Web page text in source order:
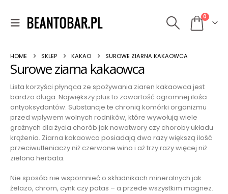
0
HOME SKLEP KAKAO SUROWE ZIARNA KAKAOWCA
Surowe ziarna kakaowca
Lista korzyści płynąca ze spożywania ziaren kakaowca jest
bardzo długa. Największy plus to zawartość ogromnej ilości
antyoksydantów. Substancje te chronią komórki organizmu
przed wpływem wolnych rodników, które wywołują wiele
groźnych dla życia chorób jak nowotwory czy choroby układu
krążenia. Ziarna kakaowca posiadają dwa razy większą ilość
przeciwutleniaczy niż czerwone wino i aż trzy razy więcej niż
zielona herbata.
Nie sposób nie wspomnieć o składnikach mineralnych jak
żelazo, chrom, cynk czy potas – a przede wszystkim magnez.